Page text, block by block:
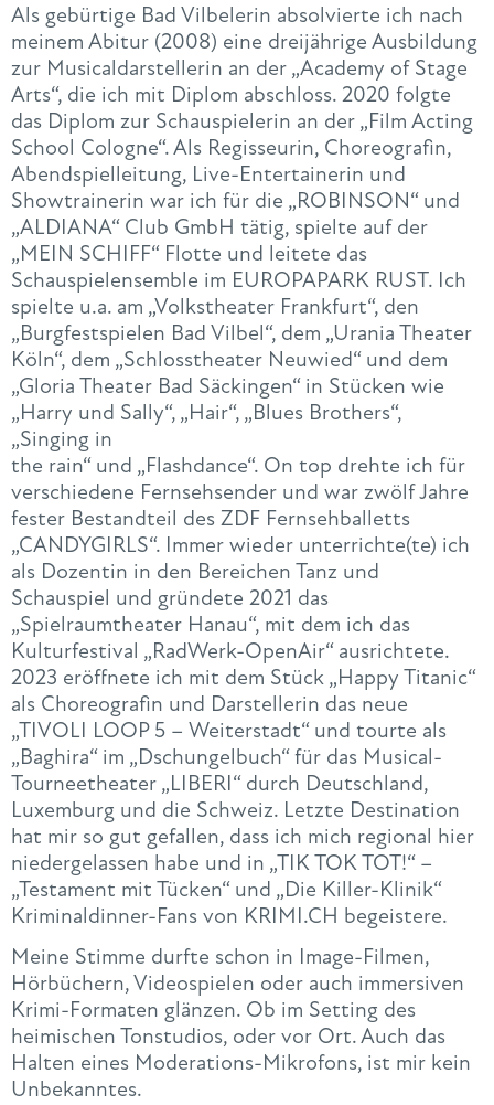
Als gebürtige Bad Vilbelerin absolvierte ich nach
meinem Abitur (2008) eine dreijährige Ausbildung
zur Musicaldarstellerin an der „Academy of Stage
Arts“, die ich mit Diplom abschloss. 2020 folgte
das Diplom zur Schauspielerin an der „Film Acting
School Cologne“. Als Regisseurin, Choreografin,
Abendspielleitung, Live-Entertainerin und
Showtrainerin war ich für die „ROBINSON“ und
„ALDIANA“ Club GmbH tätig, spielte auf der
„MEIN SCHIFF“ Flotte und leitete das
Schauspielensemble im EUROPAPARK RUST. Ich
spielte u.a. am „Volkstheater Frankfurt“, den
„Burgfestspielen Bad Vilbel“, dem „Urania Theater
Köln“, dem „Schlosstheater Neuwied“ und dem
„Gloria Theater Bad Säckingen“ in Stücken wie
„Harry und Sally“, „Hair“, „Blues Brothers“,
„Singing in
the rain“ und „Flashdance“. On top drehte ich für
verschiedene Fernsehsender und war zwölf Jahre
fester Bestandteil des ZDF Fernsehballetts
„CANDYGIRLS“. Immer wieder unterrichte(te) ich
als Dozentin in den Bereichen Tanz und
Schauspiel und gründete 2021 das
„Spielraumtheater Hanau“, mit dem ich das
Kulturfestival „RadWerk-OpenAir“ ausrichtete.
2023 eröffnete ich mit dem Stück „Happy Titanic“
als Choreografin und Darstellerin das neue
„TIVOLI LOOP 5 – Weiterstadt“ und tourte als
„Baghira“ im „Dschungelbuch“ für das Musical-
Tourneetheater „LIBERI“ durch Deutschland,
Luxemburg und die Schweiz. Letzte Destination
hat mir so gut gefallen, dass ich mich regional hier
niedergelassen habe und in „TIK TOK TOT!“ –
„Testament mit Tücken“ und „Die Killer-Klinik“
Kriminaldinner-Fans von KRIMI.CH begeistere.
Meine Stimme durfte schon in Image-Filmen,
Hörbüchern, Videospielen oder auch immersiven
Krimi-Formaten glänzen. Ob im Setting des
heimischen Tonstudios, oder vor Ort. Auch das
Halten eines Moderations-Mikrofons, ist mir kein
Unbekanntes.